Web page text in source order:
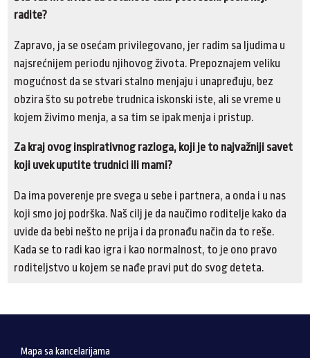
radite?
Zapravo, ja se osećam privilegovano, jer radim sa ljudima u
najsrećnijem periodu njihovog života. Prepoznajem veliku
mogućnost da se stvari stalno menjaju i unapređuju, bez
obzira što su potrebe trudnica iskonski iste, ali se vreme u
kojem živimo menja, a sa tim se ipak menja i pristup.
Za kraj ovog inspirativnog razloga, koji je to najvažniji savet
koji uvek uputite trudnici ili mami?
Da ima poverenje pre svega u sebe i partnera, a onda i u nas
koji smo joj podrška. Naš cilj je da naučimo roditelje kako da
uvide da bebi nešto ne prija i da pronađu način da to reše.
Kada se to radi kao igra i kao normalnost, to je ono pravo
roditeljstvo u kojem se nađe pravi put do svog deteta.
Mapa sa kancelarijama